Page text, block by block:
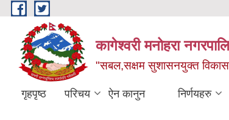
Skip to main content
कागेश्वरी मनोहरा
"सबल,सक्षम सुशासनयुक्त
गृहपृष्ठ परिचय ऐन कानुन निर्णयहरु